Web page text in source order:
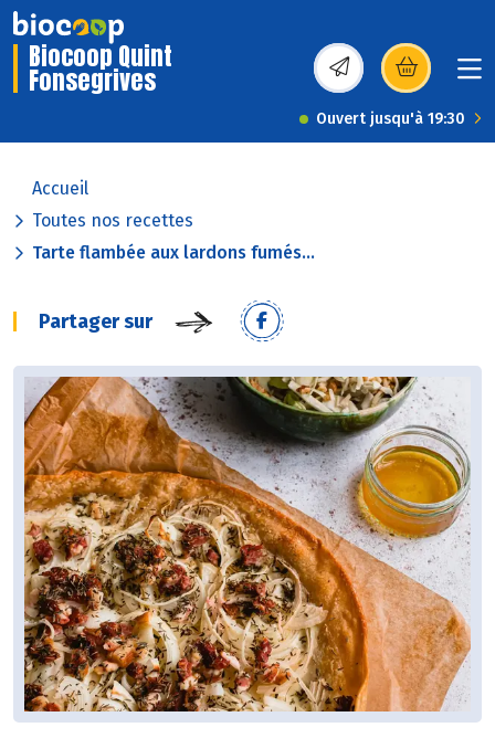
Biocoop Quint
Fonsegrives (s’ouvre dans une
Ouvert jusqu'à 19:30
Accueil
Toutes nos recettes
Tarte flambée aux lardons fumés...
Partager sur